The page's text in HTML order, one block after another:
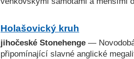
Holašovický kruh
jihočeské Stonehenge —
připomínající slavné anglické